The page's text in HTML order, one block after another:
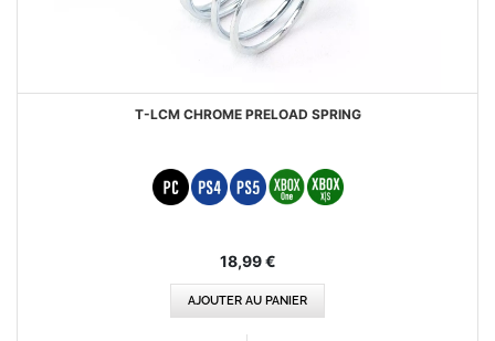
T-LCM CHROME PRELOAD SPRING
18,99 €
AJOUTER AU PANIER